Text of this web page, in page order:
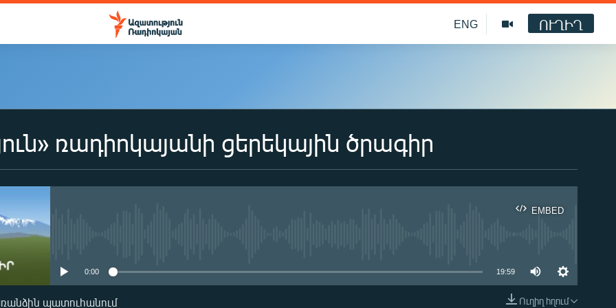
ENG ՈՒՂԻՂ
ռադիոկայանի ցերեկային ծրագիր
EMBED
0:00 19:59
Ուղիղ հղում
պատուհանում